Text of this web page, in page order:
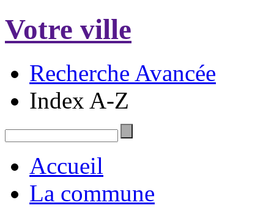
Votre ville
Recherche Avancée
Index A-Z
Accueil
La commune